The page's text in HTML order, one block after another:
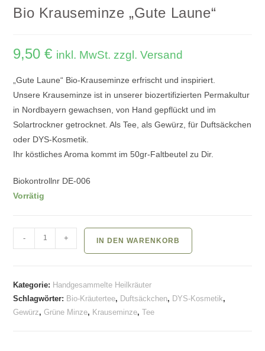
Bio Krauseminze „Gute Laune“
9,50€ inkl. MwSt. zzgl. Versand
„Gute Laune“ Bio-Krauseminze erfrischt und inspiriert.
Unsere Krauseminze ist in unserer biozertifizierten Permakultur
in Nordbayern gewachsen, von Hand gepflückt und im
Solartrockner getrocknet. Als Tee, als Gewürz, für Duftsäckchen
oder DYS-Kosmetik.
Ihr köstliches Aroma kommt im 50gr-Faltbeutel zu Dir.
Biokontrollnr DE-006
Vorrätig
Krauseminze
Menge
- + IN DEN WARENKORB
Kategorie: Handgesammelte Heilkräuter
Schlagwörter: Bio-Kräutertee, Duftsäckchen, DYS-Kosmetik,
Gewürz,Grüne Minze, Krauseminze,Tee